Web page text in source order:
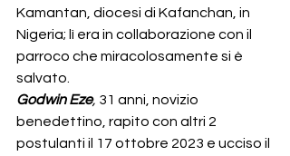
Kamantan, diocesi di Kafanchan, in
Nigeria; lì era in collaborazione con il
parroco che miracolosamente si è
salvato.
Godwin Eze, 31 anni, novizio
benedettino, rapito con altri 2
postulanti il 17 ottobre 2023 e ucciso il